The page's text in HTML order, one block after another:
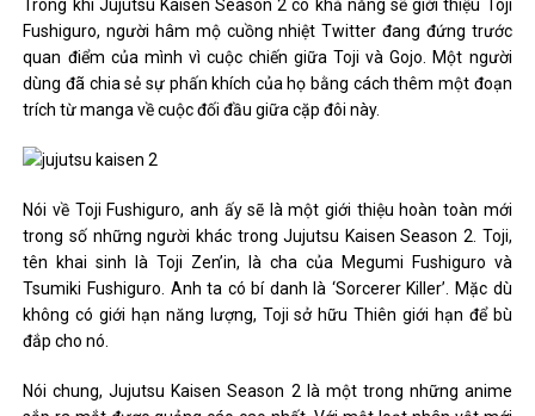
Trong khi Jujutsu Kaisen Season 2 có khả năng sẽ giới thiệu Toji
Fushiguro, người hâm mộ cuồng nhiệt Twitter đang đứng trước
quan điểm của mình vì cuộc chiến giữa Toji và Gojo. Một người
dùng đã chia sẻ sự phấn khích của họ bằng cách thêm một đoạn
trích từ manga về cuộc đối đầu giữa cặp đôi này.
Nói về Toji Fushiguro, anh ấy sẽ là một giới thiệu hoàn toàn mới
trong số những người khác trong Jujutsu Kaisen Season 2. Toji,
tên khai sinh là Toji Zen’in, là cha của Megumi Fushiguro và
Tsumiki Fushiguro. Anh ta có bí danh là ‘Sorcerer Killer’. Mặc dù
không có giới hạn năng lượng, Toji sở hữu Thiên giới hạn để bù
đắp cho nó.
Nói chung, Jujutsu Kaisen Season 2 là một trong những anime